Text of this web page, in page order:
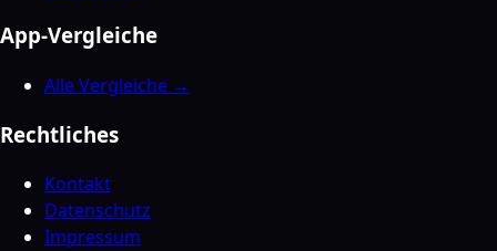
App-Vergleiche
Alle Vergleiche →
Rechtliches
Kontakt
Datenschutz
Impressum